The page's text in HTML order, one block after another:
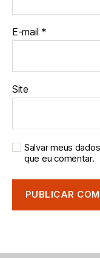
E-mail *
Site
Salvar meus
que eu comentar.